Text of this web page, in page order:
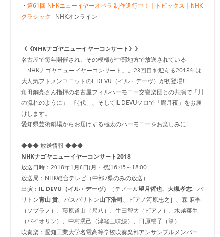
・ 第61回 NHKニューイヤーオペラ 制作進行中！｜トピックス｜NHK
クラシック - NHKオンライン
《《NHKナゴヤニューイヤーコンサート》》
名古屋で毎年開催され、その模様が中部地方で放送されている
「NHKナゴヤニューイヤーコンサート」。28回目を迎える2018年は
大人気フトメンユニットのIl DEVU（イル・デーヴ）が初登場!!
角田鋼亮さん指揮の名古屋フィルハーモニー交響楽団との共演で「川
の流れのように」「時代」、そしてIL DEVUソロで「朧月夜」をお届
けします。
愛知県芸術劇場からお届けする極太のハーモニーをお楽しみに!
◆◆◆ 放送情報 ◆◆◆
NHKナゴヤニューイヤーコンサート2018
放送日時：2018年1月8日(月・祝)16:45～18:00
放送局：NHK総合テレビ（中部7県のみの放送）
出演： IL DEVU（イル・デーヴ） ［テノール望月哲也、 大槻孝志、バ
リトン青山 貴、バスバリトン山下浩司、ピアノ河原忠之］、森 麻季
（ソプラノ）、藤原道山（尺八）、牛田智大（ピアノ）、水越菜生
（バイオリン）、中村滉己（津軽三味線）、日原暢子（箏）
吹奏楽：愛知工業大学名電高等学校吹奏楽部アンサンブルメンバー